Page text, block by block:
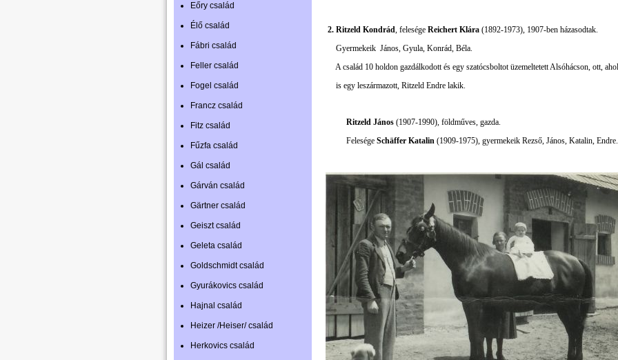
Eőry család
Élő család
Fábri család
Feller család
Fogel család
Francz család
Fitz család
Fűzfa család
Gál család
Gárván család
Gärtner család
Geiszt család
Geleta család
Goldschmidt család
Gyurákovics család
Hajnal család
Heizer /Heiser/ család
Herkovics család
2. Ritzeld Kondrád, felesége Reichert Klára (1892-1973), 1907-ben házasodtak.
Gyermekeik János, Gyula, Konrád, Béla.
A család 10 holdon gazdálkodott és egy szatócsboltot üzemeltetett Alsóhácson, ott,
is egy leszármazott, Ritzeld Endre lakik.
Ritzeld János (1907-1990), földműves, gazda.
Felesége Schäffer Katalin (1909-1975), gyermekeik Rezső, János, Katalin, Endre.